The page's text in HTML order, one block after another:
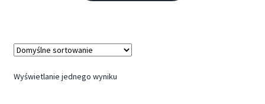
Wyświetlanie jednego wyniku